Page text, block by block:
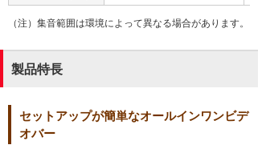
（注）集音範囲は環境によって異なる場合があります。
製品特長
セットアップが簡単なオールインワンビデ
オバー